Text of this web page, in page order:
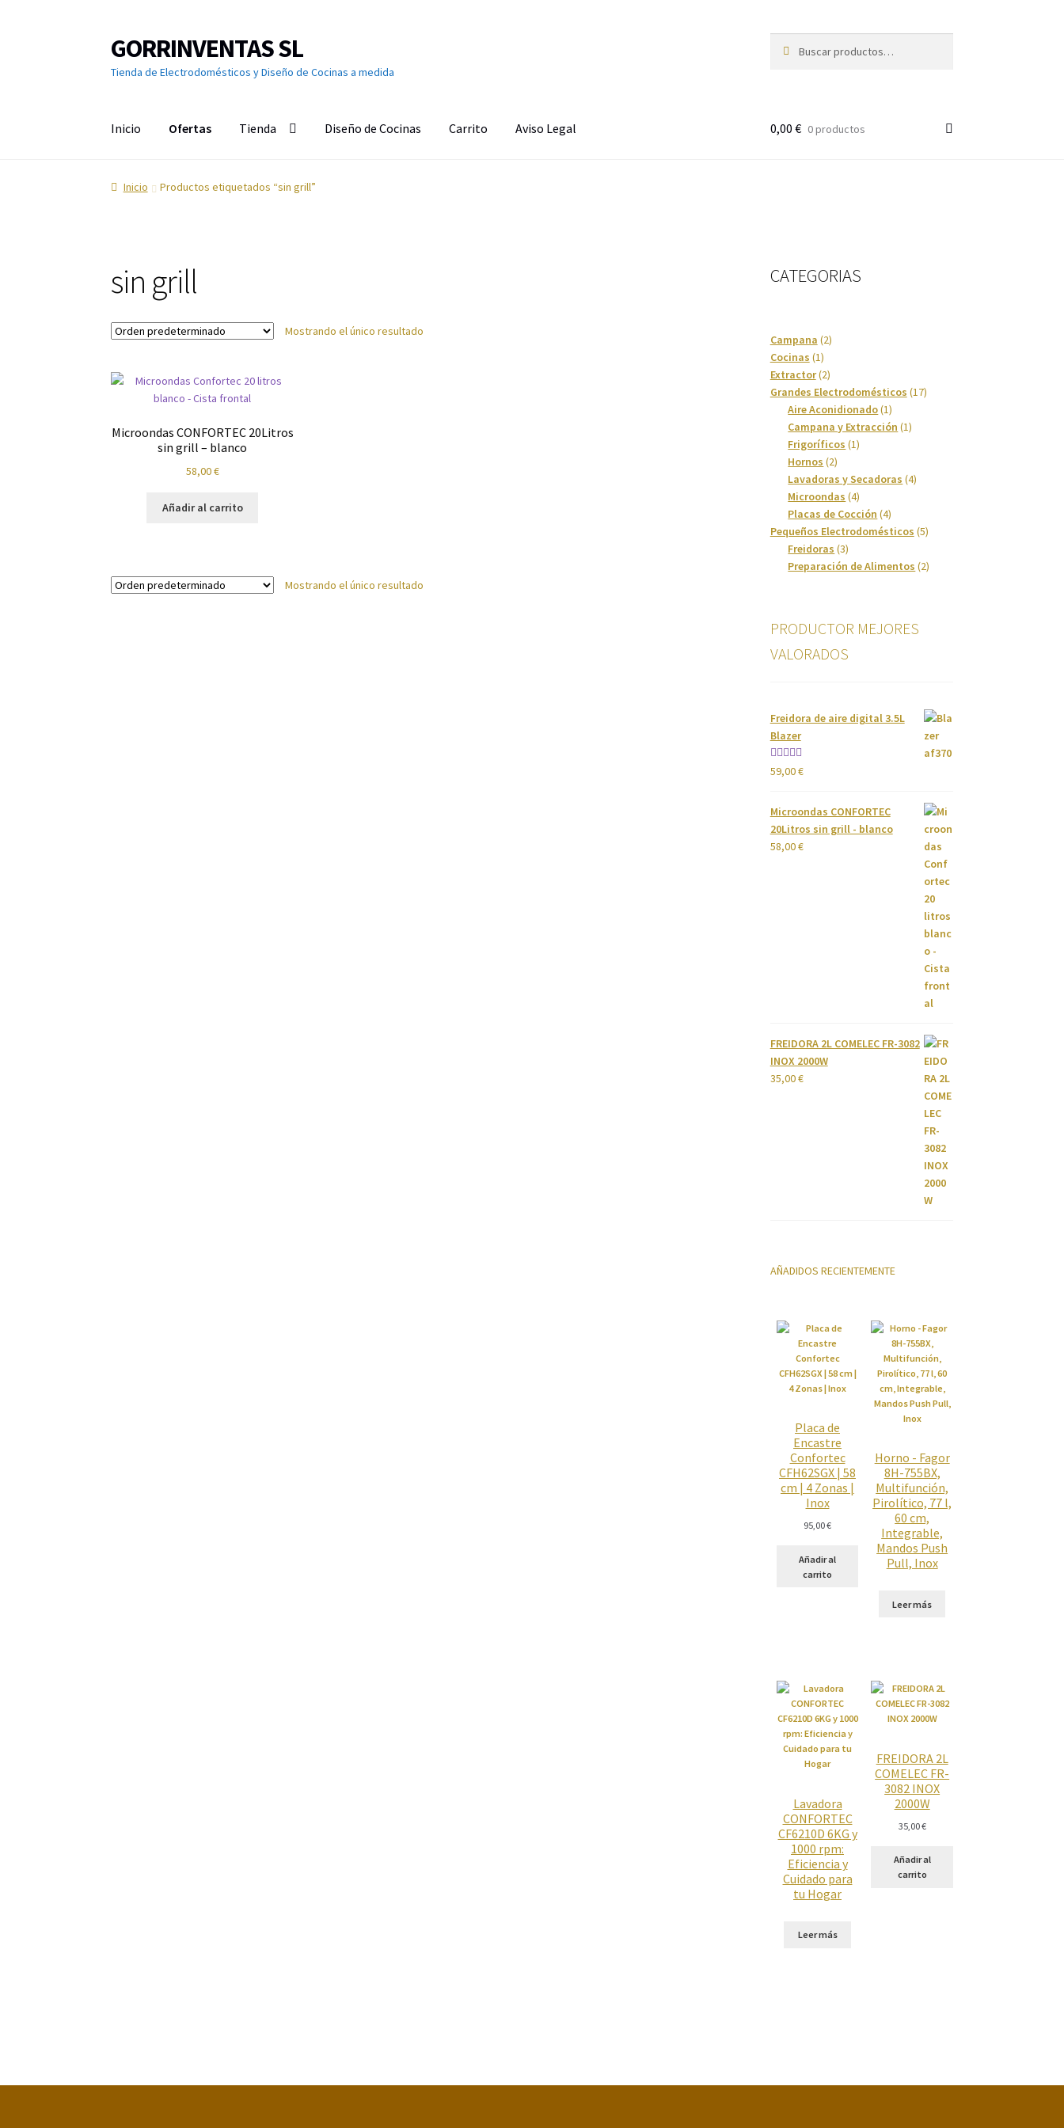
Ir
a
la
Ir
al
contenido
GORRINVENTAS SL
Tienda de Electrodomésticos y Diseño de Cocinas a medida
por:
Inicio Ofertas Tienda Diseño de Cocinas Carrito Aviso Legal
Inicio Ofertas Accesorios de TV Aire acondicionado
Grandes Electrodomésticos
Política de privacidad Preparación de alimentos
0,00 € 0 productos
Inicio Productos etiquetados “sin grill”
sin grill
Mostrando el único resultado
Microondas CONFORTEC 20Litros
sin grill – blanco
58,00€
Añadir al carrito
Mostrando el único resultado
CATEGORIAS
Campana 22
Cocinas 11
producto
Extractor 22
productos
Grandes Electrodomésticos 1717
Aire Aconidionado 11
producto
Campana y Extracción 11
Frigoríficos 11
Hornos 22
productos
Lavadoras y Secadoras 44
Microondas 44
productos
Placas de Cocción 44
productos
Pequeños Electrodomésticos 55
Freidoras 33
productos
Preparación de Alimentos 22
PRODUCTOR MEJORES
VALORADOS
Freidora de aire digital 3.5L
Blazer
Valorado
59,00€
Microondas CONFORTEC
20Litros sin grill - blanco
58,00€
FREIDORA 2L COMELEC FR-3082
INOX 2000W
35,00€
AÑADIDOS RECIENTEMENTE
Placa de
Encastre
Confortec
CFH62SGX | 58
cm | 4 Zonas |
Inox
95,00€
Añadir al
carrito
Horno - Fagor
8H-755BX,
Multifunción,
Pirolítico, 77 l,
60 cm,
Integrable,
Mandos Push
Pull, Inox
Leer más
Lavadora
CONFORTEC
CF6210D 6KG y
1000 rpm:
Eficiencia y
Cuidado para
tu Hogar
Leer más
FREIDORA 2L
COMELEC FR-
3082 INOX
2000W
35,00€
Añadir al
carrito